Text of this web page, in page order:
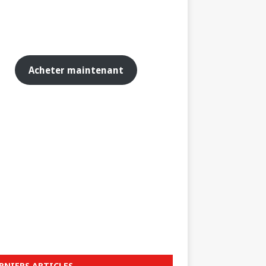
Acheter maintenant